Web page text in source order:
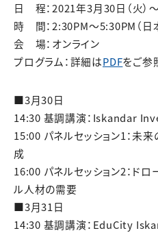
日 程：2021年3月30日（火）～
時 間：2:30PM～5:30PM（日
会 場：オンライン
プログラム：詳細はPDFをご参
■3月30日
14:30 基調講演：Iskandar
15:00 パネルセッション1：未
成
16:00 パネルセッション2：ド
ル人材の需要
■3月31日
14:30 基調講演：EduCity